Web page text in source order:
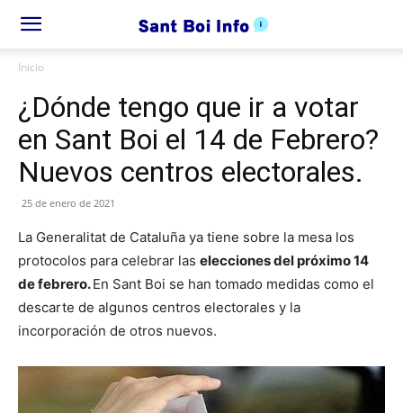
Inicio
¿Dónde tengo que ir a votar
en Sant Boi el 14 de Febrero?
Nuevos centros electorales.
25 de enero de 2021
La Generalitat de Cataluña ya tiene sobre la mesa los
protocolos para celebrar las elecciones del próximo 14
de febrero.En Sant Boi se han tomado medidas como el
descarte de algunos centros electorales y la
incorporación de otros nuevos.